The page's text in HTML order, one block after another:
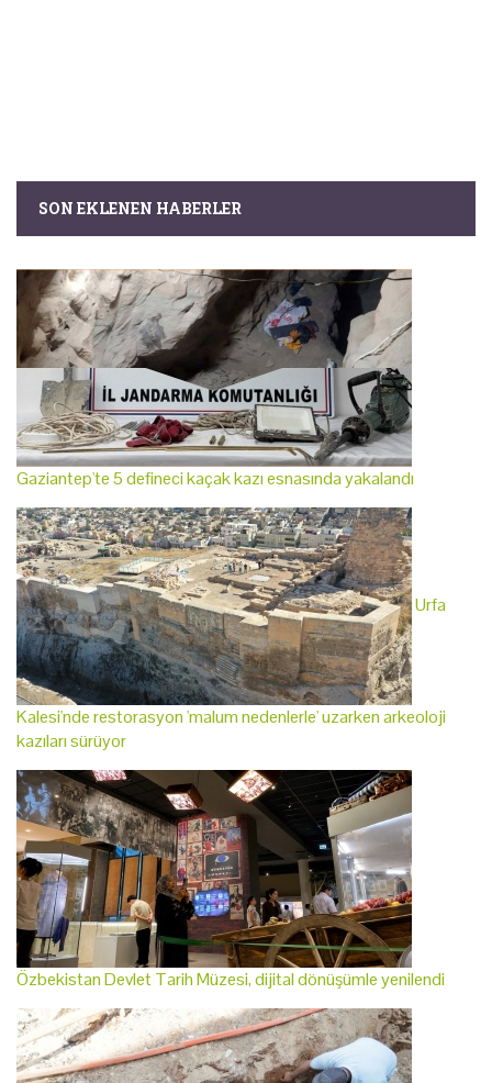
SON EKLENEN HABERLER
Gaziantep'te 5 defineci kaçak kazı esnasında yakalandı
Urfa
Kalesi'nde restorasyon 'malum nedenlerle' uzarken arkeoloji
kazıları sürüyor
Özbekistan Devlet Tarih Müzesi, dijital dönüşümle yenilendi